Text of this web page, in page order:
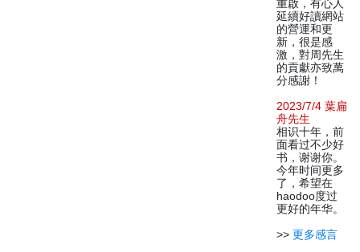
重啟，有心人
延續好讀網站
的營運和更
新，很是感
激，對周先生
的貢獻亦致萬
分感謝！
2023/7/4 葉扁
舟先生
相识十年，前
面看过不少好
书，谢谢你。
今年时间更多
了，希望在
haodoo度过
更好的年华。
>> 更多感言